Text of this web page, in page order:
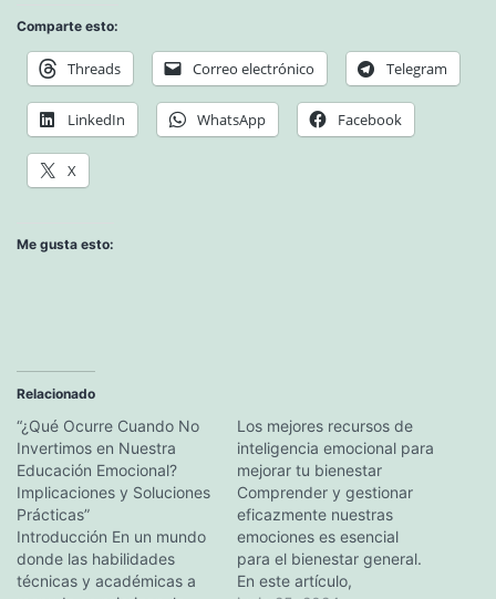
Comparte esto:
Threads Correo electrónico Telegram
LinkedIn WhatsApp Facebook
X
Me gusta esto:
Relacionado
“¿Qué Ocurre Cuando No
Invertimos en Nuestra
Educación Emocional?
Implicaciones y Soluciones
Prácticas”
Introducción En un mundo
donde las habilidades
técnicas y académicas a
Los mejores recursos de
inteligencia emocional para
mejorar tu bienestar
Comprender y gestionar
eficazmente nuestras
emociones es esencial
para el bienestar general.
En este artículo,